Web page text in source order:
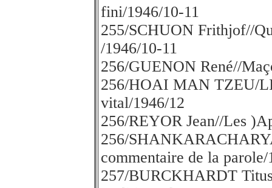
fini/1946/10-11
255/SCHUON Frithjof//
/1946/10-11
256/GUENON René//
256/HOAI MAN TZEU/
vital/1946/12
256/REYOR Jean//Les
256/
commentaire de la parole/
257/BURCKHARDT